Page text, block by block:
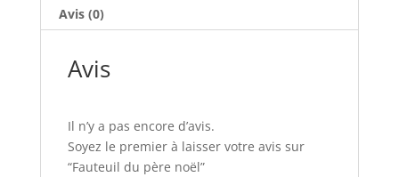
Avis (0)
Avis
Il n’y a pas encore d’avis.
Soyez le premier à laisser votre avis sur
“Fauteuil du père noël”